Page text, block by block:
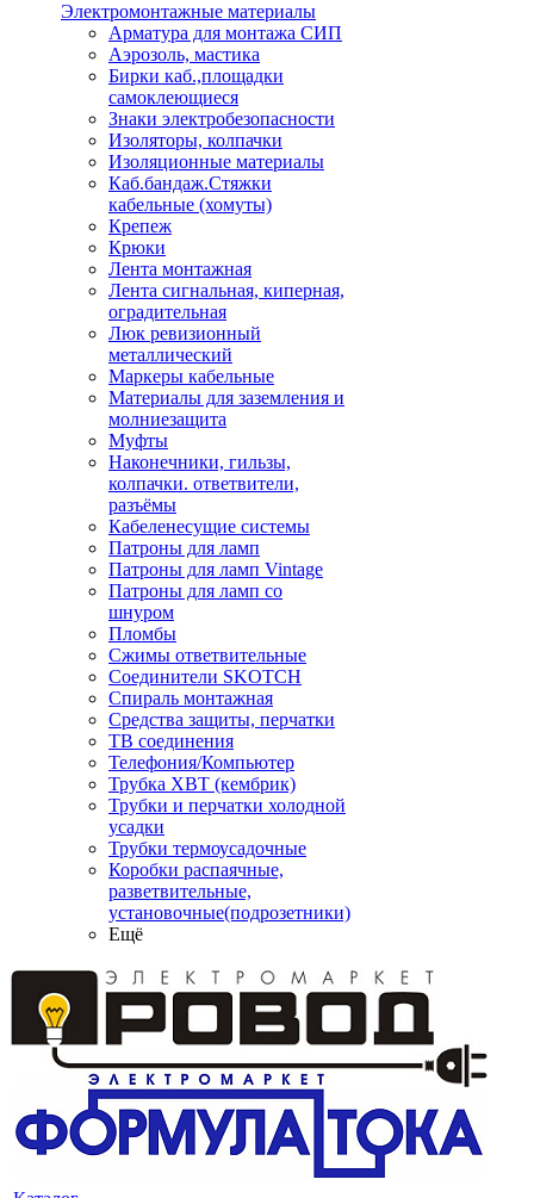
Электромонтажные материалы
Арматура для монтажа СИП
Аэрозоль, мастика
Бирки каб.,площадки
самоклеющиеся
Знаки электробезопасности
Изоляторы, колпачки
Изоляционные материалы
Каб.бандаж.Стяжки
кабельные (хомуты)
Крепеж
Крюки
Лента монтажная
Лента сигнальная, киперная,
оградительная
Люк ревизионный
металлический
Маркеры кабельные
Материалы для заземления и
молниезащита
Муфты
Наконечники, гильзы,
колпачки. ответвители,
разъёмы
Кабеленесущие системы
Патроны для ламп
Патроны для ламп Vintage
Патроны для ламп со
шнуром
Пломбы
Сжимы ответвительные
Соединители SKOTCH
Спираль монтажная
Средства защиты, перчатки
ТВ соединения
Телефония/Компьютер
Трубка ХВТ (кембрик)
Трубки и перчатки холодной
усадки
Трубки термоусадочные
Коробки распаячные,
разветвительные,
установочные(подрозетники)
Ещё